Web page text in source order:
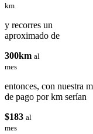
km
y recorres un
aproximado de
300km al
mes
entonces, con nuestra
de pago por km serían
$183 al
mes